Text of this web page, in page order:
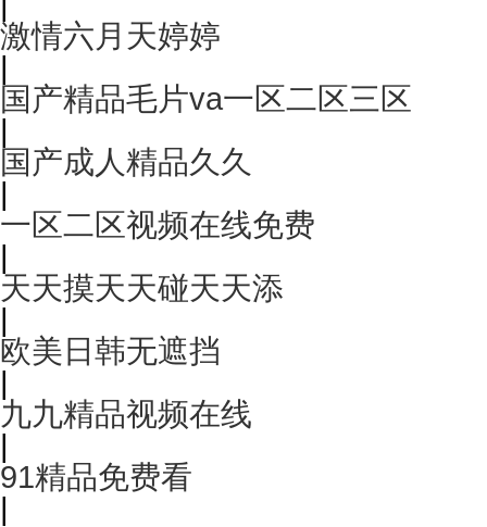
激情六月天婷婷
|
国产精品毛片va一区二区三区
|
国产成人精品久久
|
一区二区视频在线免费
|
天天摸天天碰天天添
|
欧美日韩无遮挡
|
九九精品视频在线
|
91精品免费看
|